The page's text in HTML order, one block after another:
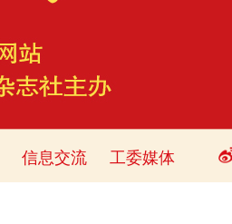
信息交流 工委媒体